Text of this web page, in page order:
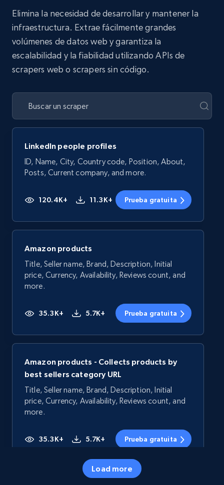
Elimina la necesidad de desarrollar y mantener la
infraestructura. Extrae fácilmente grandes
volúmenes de datos web y garantiza la
escalabilidad y la fiabilidad utilizando APIs de
scrapers web o scrapers sin código.
LinkedIn people profiles
ID, Name, City, Country code, Position, About,
Posts, Current company, and more.
120.4K+ 11.3K+ Prueba gratuita
Amazon products
Title, Seller name, Brand, Description, Initial
price, Currency, Availability, Reviews count, and
more.
35.3K+ 5.7K+ Prueba gratuita
Amazon products - Collects products by
best sellers category URL
Title, Seller name, Brand, Description, Initial
price, Currency, Availability, Reviews count, and
more.
35.3K+ 5.7K+ Prueba gratuita
Load more